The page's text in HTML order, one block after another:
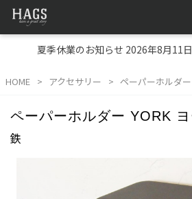
夏季休業のお知らせ 2026年8月11
HOME アクセサリー ペーパーホルダー
ペーパーホルダー YORK
鉄